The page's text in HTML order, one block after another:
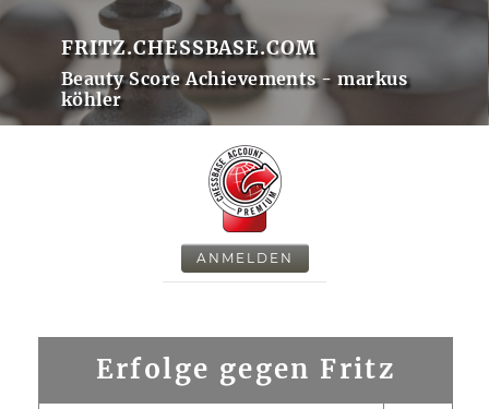
FRITZ.CHESSBASE.COM
Beauty Score Achievements - markus
köhler
ANMELDEN
Erfolge gegen Fritz